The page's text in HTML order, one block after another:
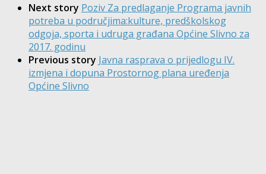
Next story Poziv Za predlaganje Programa javnih
potreba u područjima:kulture, predškolskog
odgoja, sporta i udruga građana Općine Slivno za
2017. godinu
Previous story Javna rasprava o prijedlogu IV.
izmjena i dopuna Prostornog plana uređenja
Općine Slivno